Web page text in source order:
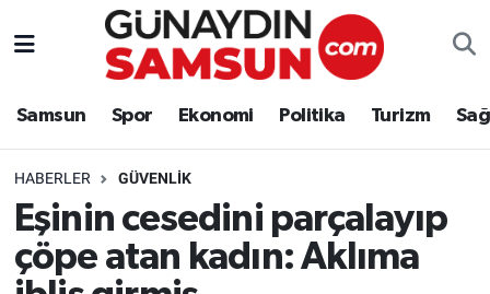
Samsun Spor Ekonomi Politika Turizm
HABERLER GÜVENLIK
Eşinin cesedini parçalayıp
çöpe atan kadın: Aklıma
Samsun
Politika
Nöbetçi Eczaneler
Süper Lig Puan Durumu ve Fikstür